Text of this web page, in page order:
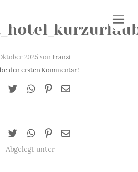
2025 vonFranzi
den ersten Kommentar!
Abgelegt unter